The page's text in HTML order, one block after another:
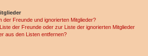
der Freunde und ignorierten Mitglieder?
der Freunde oder zur Liste der ignorierten Mitglieder
aus den Listen entfernen?